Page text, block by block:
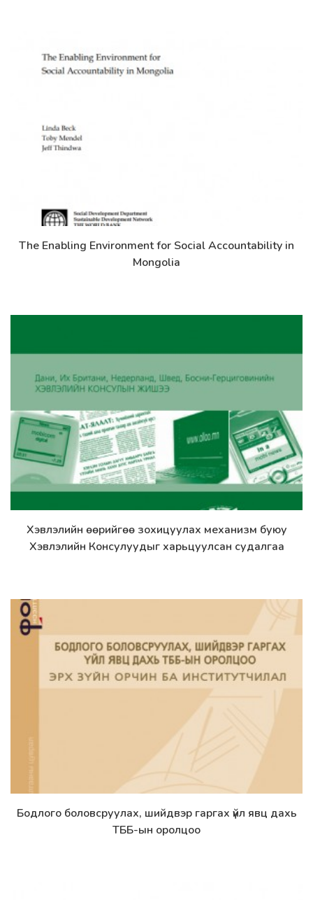
Дэлгэрэнгүй
The Enabling Environment for Social Accountability in
Mongolia
Дэлгэрэнгүй
Хэвлэлийн өөрийгөө зохицуулах механизм буюу
Хэвлэлийн Консулуудыг харьцуулсан судалгаа
Дэлгэрэнгүй
Бодлого боловсруулах, шийдвэр гаргах үйл явц дахь
ТББ-ын оролцоо